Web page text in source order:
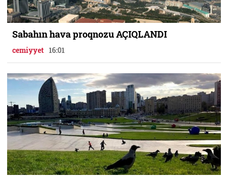
Sabahın hava proqnozu AÇIQLANDI
cemiyyet 16:01